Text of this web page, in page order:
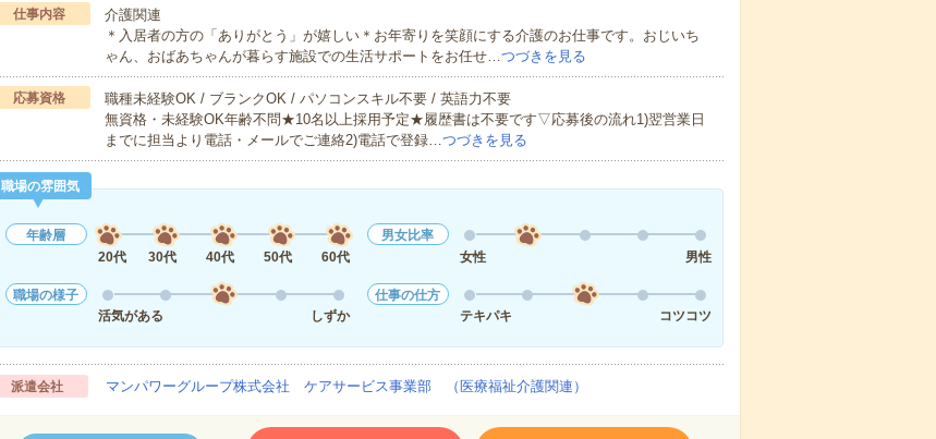
仕事内容
介護関連
＊入居者の方の「ありがとう」が嬉しい＊お年寄りを笑顔にする介護のお仕事です。おじいち
ゃん、おばあちゃんが暮らす施設での生活サポートをお任せ…つづきを見る
応募資格
職種未経験OK / ブランクOK / パソコンスキル不要 / 英語力不要
無資格・未経験OK年齢不問★10名以上採用予定★履歴書は不要です▽応募後の流れ1)翌営業日
までに担当より電話・メールでご連絡2)電話で登録…つづきを見る
職場の雰囲気
年齢層
20代
30代 40代 50代 60代
男女比率
女性
男性
職場の様子
活気がある
しずか
仕事の仕方
テキパキ
コツコツ
派遣会社 マンパワーグループ株式会社 ケアサービス事業部 （医療福祉介護関連）